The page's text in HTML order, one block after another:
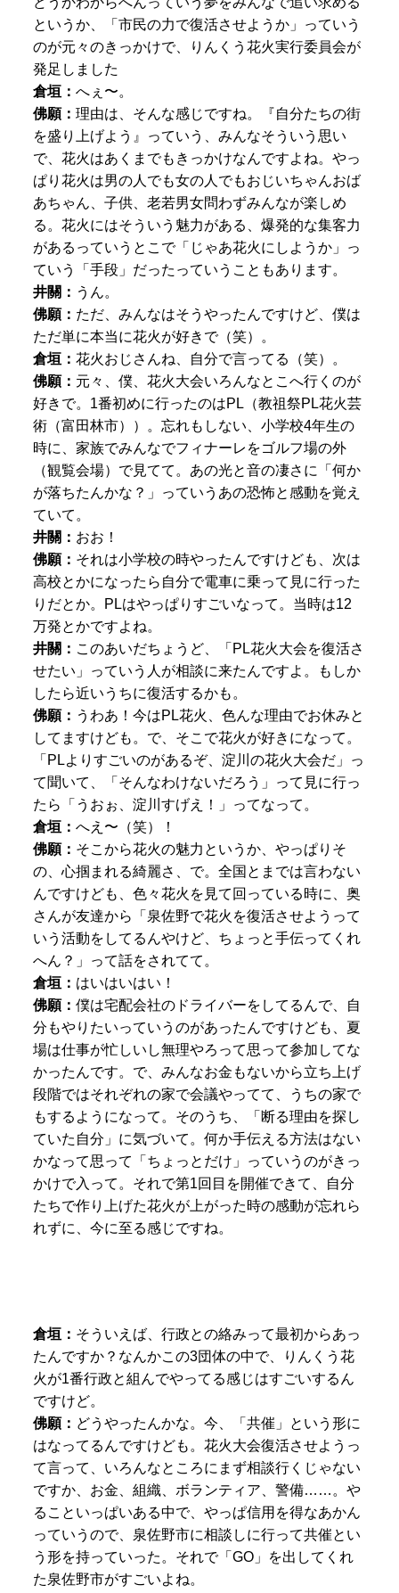
というか、「市民の力で復活させようか」っていう
のが元々のきっかけで、りんくう花火実行委員会が
発足しました
倉垣​：へぇ〜。
佛願：理由は、そんな感じですね。『自分たちの街
を盛り上げよう』っていう、みんなそういう思い
で、花火はあくまでもきっかけなんですよね。やっ
ぱり花火は男の人でも女の人でもおじいちゃんおば
あちゃん、子供、老若男女問わずみんなが楽しめ
る。花火にはそういう魅力がある、爆発的な集客力
があるっていうとこで「じゃあ花火にしようか」っ
ていう「手段」だったっていうこともあります。
​井關： うん。
佛願： ただ、みんなはそうやったんですけど、僕は
ただ単に本当に花火が好き で（笑）。
倉垣：花火おじさんね、自分で言ってる（笑）。
佛願： 元々、僕、花火大会いろんなとこへ行くのが
好きで。1番初めに行ったのはPL（教祖祭PL花火芸
術（富田林市））。忘れもしない、小学校4年生の
時に、家族でみんなでフィナーレをゴルフ場の外
（観覧会場）で見てて。あの光と音の凄さに「何か
が落ちたんかな？」っていうあの恐怖と感動を覚え
ていて。
井關： おお！
佛願： それは小学校の時やったんですけども、次は
高校とかになったら自分で電車に乗って見に行った
りだとか。PLはやっぱりすごいなって。当時は12
万発とかですよね。
井關： このあいだちょうど、「PL花火大会を復活さ
せたい」っていう人が相談に来たんですよ。もしか
したら近いうちに復活するかも。
佛願： うわあ！今はPL花火、色んな理由でお休みと
してますけども。で、そこで花火が好きになって。
「PLよりすごいのがあるぞ、淀川の花火大会だ」っ
て聞いて、「そんなわけないだろう」って見に行っ
たら「うおぉ、淀川すげえ！」ってなって。
倉垣：へえ〜（笑）！
佛願： そこから花火の魅力というか、やっぱりそ
の、心掴まれる綺麗さ、で。全国とまでは言わない
んですけども、色々花火を見て回っている時に、奥
さんが友達から「泉佐野で花火を復活させようって
いう活動をしてるんやけど、ちょっと手伝ってくれ
へん？」って話をされてて。
倉垣： はいはいはい！
佛願：僕は宅配会社のドライバーをしてるんで、自
分もやりたいっていうのがあったんですけども、夏
場は仕事が忙しいし無理やろって思って参加してな
かったんです。で、みんなお金もないから立ち上げ
段階ではそれぞれの家で会議やってて、うちの家で
もするようになって。そのうち、「断る理由を探し
ていた自分」に気づいて。何か手伝える方法はない
かなって思って「ちょっとだけ」っていうのがきっ
かけで入って。それで第1回目を開催できて、自分
たちで作り上げた花火が上がった時の感動が忘れら
れずに、今に至る感じですね。
倉垣： そういえば、行政との絡みって最初からあっ
たんですか？なんかこの3団体の中で、りんくう花
火が1番行政と組んでやってる感じはすごいするん
ですけど。
佛願： どうやったんかな。今、「共催」という形に
はなってるんですけども。花火大会復活させようっ
て言って、いろんなところにまず相談行くじゃない
ですか、お金、組織、ボランティア、警備……。や
ることいっぱいある中で、やっぱ信用を得なあかん
っていうので、泉佐野市に相談しに行って共催とい
う形を持っていった。それで「GO」を出してくれ
た泉佐野市がすごいよね。